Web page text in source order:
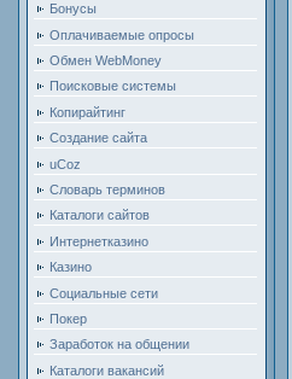
Бонусы
Оплачиваемые опросы
Обмен WebMoney
Поисковые системы
Копирайтинг
Создание сайта
uCoz
Словарь терминов
Каталоги сайтов
Интернетказино
Казино
Социальные сети
Покер
Заработок на общении
Каталоги вакансий